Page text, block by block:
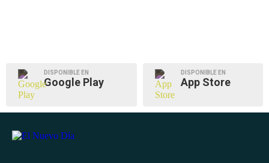
DISPONIBLE EN
Google Play
DISPONIBLE EN
App Store